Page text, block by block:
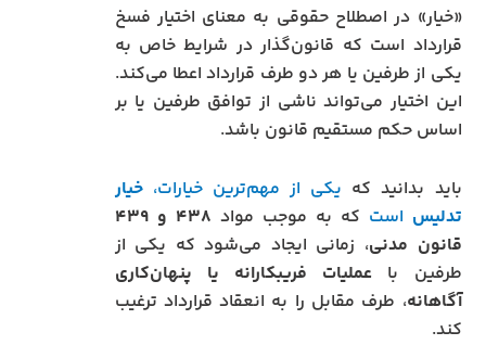
«خیار» در اصطلاح حقوقی به معنای اختیار فسخ
قرارداد است که قانون‌گذار در شرایط خاص به
یکی از طرفین یا هر دو طرف قرارداد اعطا می‌کند.
این اختیار می‌تواند ناشی از توافق طرفین یا بر
اساس حکم مستقیم قانون باشد.
باید بدانید که یکی از مهم‌ترین خیارات،خیار
تدلیس است که به موجب مواد
۴۳۸ و ۴۳۹
قانون مدنی، زمانی ایجاد می‌شود که یکی از
طرفین با عملیات فریبکارانه یا پنهان‌کاری
آگاهانه، طرف مقابل را به انعقاد قرارداد ترغیب
کند.